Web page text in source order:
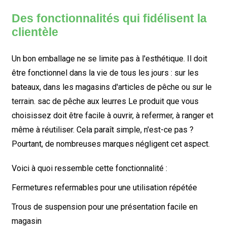
Des fonctionnalités qui fidélisent la
clientèle
Un bon emballage ne se limite pas à l'esthétique. Il doit
être fonctionnel dans la vie de tous les jours : sur les
bateaux, dans les magasins d'articles de pêche ou sur le
terrain. sac de pêche aux leurres Le produit que vous
choisissez doit être facile à ouvrir, à refermer, à ranger et
même à réutiliser. Cela paraît simple, n'est-ce pas ?
Pourtant, de nombreuses marques négligent cet aspect.
Voici à quoi ressemble cette fonctionnalité :
Fermetures refermables pour une utilisation répétée
Trous de suspension pour une présentation facile en
magasin